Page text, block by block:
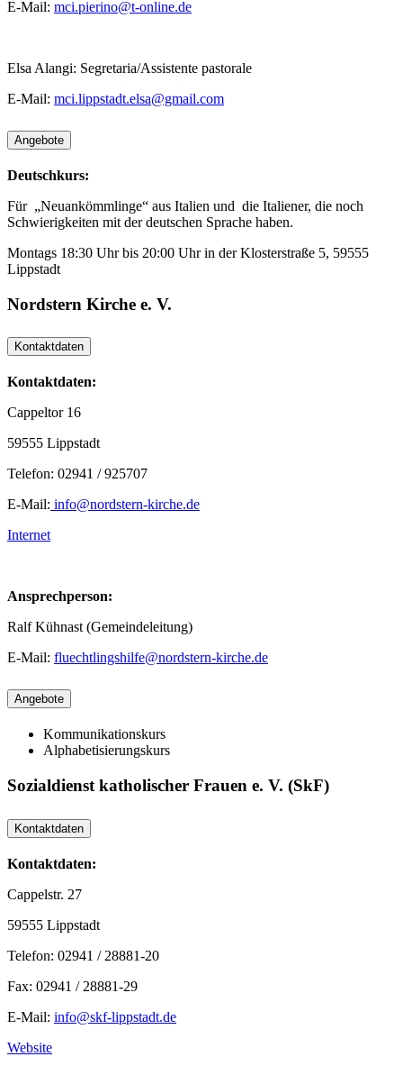
E-Mail: mci.pierino@t-online.de
Elsa Alangi: Segretaria/Assistente pastorale
E-Mail: mci.lippstadt.elsa@gmail.com
Angebote
Deutschkurs:
Für „Neuankömmlinge“ aus Italien und die Italiener, die noch
Schwierigkeiten mit der deutschen Sprache haben.
Montags 18:30 Uhr bis 20:00 Uhr in der Klosterstraße 5, 59555
Lippstadt
Nordstern Kirche e. V.
Kontaktdaten
Kontaktdaten:
Cappeltor 16
59555 Lippstadt
Telefon: 02941 / 925707
E-Mail: info@nordstern-kirche.de
Internet
Ansprechperson:
Ralf Kühnast (Gemeindeleitung)
E-Mail: fluechtlingshilfe@nordstern-kirche.de
Angebote
Kommunikationskurs
Alphabetisierungskurs
Sozialdienst katholischer Frauen e. V. (SkF)
Kontaktdaten
Kontaktdaten:
Cappelstr. 27
59555 Lippstadt
Telefon: 02941 / 28881-20
Fax: 02941 / 28881-29
E-Mail: info@skf-lippstadt.de
Website